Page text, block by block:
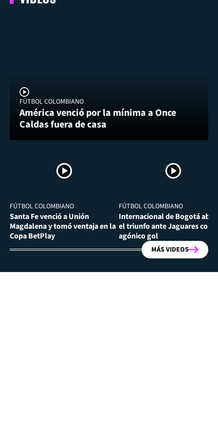
FÚTBOL COLOMBIANO
América venció por la mínima a Once
Caldas fuera de casa
FÚTBOL COLOMBIANO
Santa Fe venció a Unión
Magdalena y tomó ventaja en la
Copa BetPlay
FÚTBOL COLOMBIANO
Internacional de Bogotá
el triunfo ante Jaguares con
agónico gol
MÁS VIDEOS